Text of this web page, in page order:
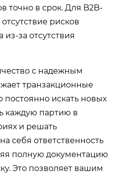
точно в срок. Для B2B-
рисков
за отсутствия
с надежным
транзакционные
искать новых
каждую партию в
и решать
себя ответственность
полную документацию
Это позволяет вашим